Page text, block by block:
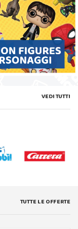
VEDI TUTTI
TUTTE LE OFFERTE